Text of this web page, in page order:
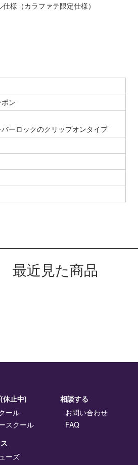
様（カラファテ限定仕様）
ン
ーロックのクリップオンタイプ
最近見た商品
休止中)
ール
スクール
ーズ
相談する
お問い合わせ
FAQ